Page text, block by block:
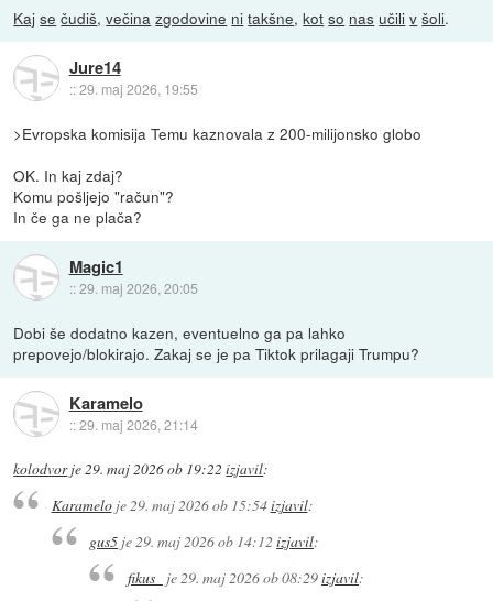
Kaj se čudiš,večina zgodovine ni takšne,kot so nas učili v šoli.
Jure14
::29. maj 2026, 19:55
>Evropska komisija Temu kaznovala z 200-milijonsko globo
OK. In kaj zdaj?
Komu pošljejo "račun"?
In če ga ne plača?
Magic1
::29. maj 2026, 20:05
Dobi še dodatno kazen, eventuelno ga pa lahko
prepovejo/blokirajo. Zakaj se je pa Tiktok prilagaji Trumpu?
Karamelo
::29. maj 2026, 21:14
kolodvorje 29. maj 2026 ob 19:22 izjavil:
Karameloje29. maj 2026 ob 15:54izjavil:
gus5 je29. maj 2026 ob 14:12izjavil:
fikus_ je 29. maj 2026 ob 08:29izjavil: